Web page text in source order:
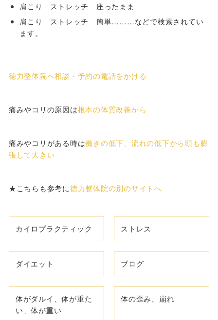
肩こり ストレッチ 座ったまま
肩こり ストレッチ 簡単………などで検索されてい
ます。
徳力整体院へ相談・予約の電話をかける
痛みやコリの原因は根本の体質改善から
痛みやコリがある時は働きの低下、流れの低下から頭も膨
張して大きい
★こちらも参考に徳力整体院の別のサイトへ
カイロプラクティック ストレス
ダイエット ブログ
体がダルイ、体が重た
い、体が重い
体の歪み、崩れ